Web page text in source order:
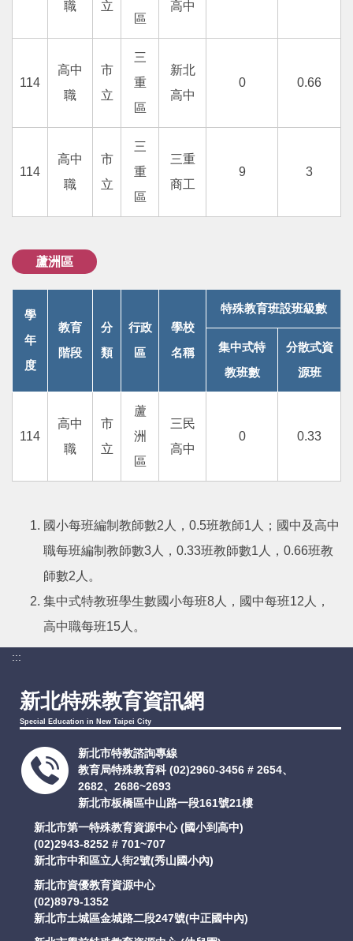
職
立
區
高中
114
高中
職
市
立
三
重
區
新北
高中
0 0.66
114
高中
職
市
立
三
重
區
三重
商工
9 3
蘆洲區
學
年
度
教育
階段
分
類
行政
區
學校
名稱
特殊教育班設班級數
集中式特
教班數
分散式資
源班
114
高中
職
市
立
蘆
洲
區
三民
高中
0 0.33
國小每班編制教師數2人，0.5班教師1人；國中及高中
職每班編制教師數3人，0.33班教師數1人，0.66班教
師數2人。
集中式特教班學生數國小每班8人，國中每班12人，
高中職每班15人。
:::
新北特殊教育資訊網
Special Education in New Taipei City
新北市特教諮詢專線
教育局特殊教育科 (02)2960-3456 # 2654、
2682、2686~2693
新北市板橋區中山路一段161號21樓
新北市第一特殊教育資源中心 (國小到高中)
(02)2943-8252 # 701~707
新北市中和區立人街2號(秀山國小內)
新北市資優教育資源中心
(02)8979-1352
新北市土城區金城路二段247號(中正國中內)